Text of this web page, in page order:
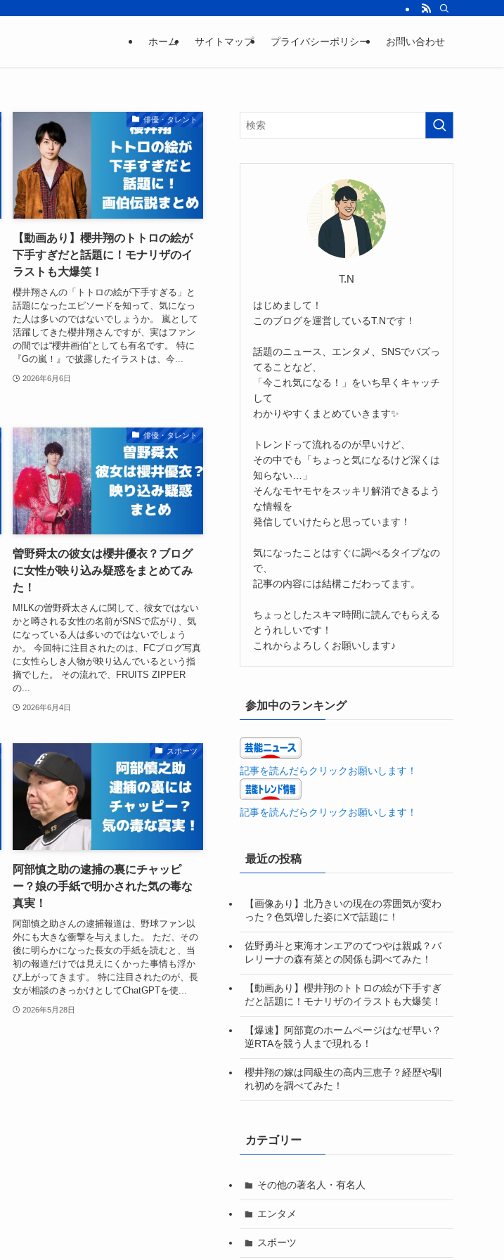
ホーム サイトマップ プライバシーポリシー お問い合わせ
俳優・タレント
【動画あり】櫻井翔のトトロの絵が
下手すぎだと話題に！モナリザのイ
ラストも大爆笑！
櫻井翔さんの「トトロの絵が下手すぎる」と
話題になったエピソードを知って、気になっ
た人は多いのではないでしょうか。 嵐として
活躍してきた櫻井翔さんですが、実はファン
の間では“櫻井画伯”としても有名です。 特に
『Gの嵐！』で披露したイラストは、今...
2026年6月6日
俳優・タレント
曽野舜太の彼女は櫻井優衣？ブログ
に女性が映り込み疑惑をまとめてみ
た！
M!LKの曽野舜太さんに関して、彼女ではない
かと噂される女性の名前がSNSで広がり、気
になっている人は多いのではないでしょう
か。 今回特に注目されたのは、FCブログ写真
に女性らしき人物が映り込んでいるという指
摘でした。 その流れで、FRUITS ZIPPER
の...
2026年6月4日
スポーツ
阿部慎之助の逮捕の裏にチャッピ
ー？娘の手紙で明かされた気の毒な
真実！
阿部慎之助さんの逮捕報道は、野球ファン以
外にも大きな衝撃を与えました。 ただ、その
後に明らかになった長女の手紙を読むと、当
初の報道だけでは見えにくかった事情も浮か
び上がってきます。 特に注目されたのが、長
女が相談のきっかけとしてChatGPTを使...
2026年5月28日
T.N
はじめまして！
このブログを運営しているT.Nです！
話題のニュース、エンタメ、SNSでバズっ
てることなど、
「今これ気になる！」をいち早くキャッチ
して
わかりやすくまとめていきます✨
トレンドって流れるのが早いけど、
その中でも「ちょっと気になるけど深くは
知らない…」
そんなモヤモヤをスッキリ解消できるよう
な情報を
発信していけたらと思っています！
気になったことはすぐに調べるタイプなの
で、
記事の内容には結構こだわってます。
ちょっとしたスキマ時間に読んでもらえる
とうれしいです！
これからよろしくお願いします♪
参加中のランキング
記事を読んだらクリックお願いします！
記事を読んだらクリックお願いします！
最近の投稿
【画像あり】北乃きいの現在の雰囲気が変わ
った？色気増した姿にXで話題に！
佐野勇斗と東海オンエアのてつやは親戚？バ
レリーナの森有菜との関係も調べてみた！
【動画あり】櫻井翔のトトロの絵が下手すぎ
だと話題に！モナリザのイラストも大爆笑！
【爆速】阿部寛のホームページはなぜ早い？
逆RTAを競う人まで現れる！
櫻井翔の嫁は同級生の高内三恵子？経歴や馴
れ初めを調べてみた！
カテゴリー
その他の著名人・有名人
エンタメ
スポーツ